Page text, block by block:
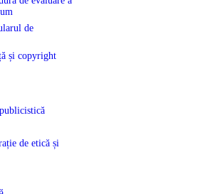
de
și copyright
de etică și